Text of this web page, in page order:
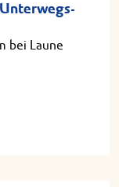
bei Laune